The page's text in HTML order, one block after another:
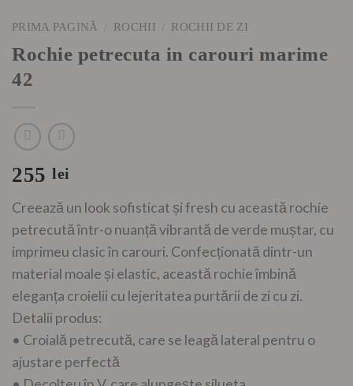
PRIMA PAGINĂ / ROCHII / ROCHII DE ZI
Rochie petrecuta in carouri marime
42
255lei
Creează un look sofisticat și fresh cu această rochie
petrecută într-o nuanță vibrantă de verde muștar, cu
imprimeu clasic în carouri. Confecționată dintr-un
material moale și elastic, această rochie îmbină
eleganța croielii cu lejeritatea purtării de zi cu zi.
Detalii produs:
• Croială petrecută, care se leagă lateral pentru o
ajustare perfectă